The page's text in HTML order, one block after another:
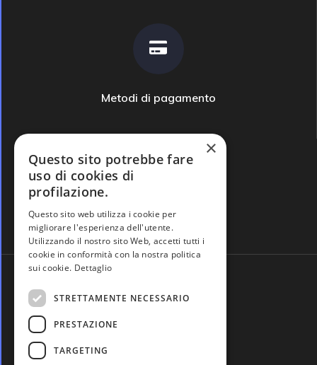
Metodi di pagamento
Domande frequenti
×
Questo sito potrebbe fare
uso di cookies di
profilazione.
Questo sito web utilizza i cookie per
migliorare l'esperienza dell'utente.
Utilizzando il nostro sito Web, accetti tutti i
cookie in conformità con la nostra politica
sui cookie. Dettaglio
STRETTAMENTE NECESSARIO
PRESTAZIONE
TARGETING